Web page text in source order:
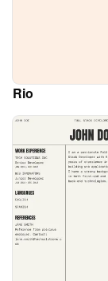
Rio